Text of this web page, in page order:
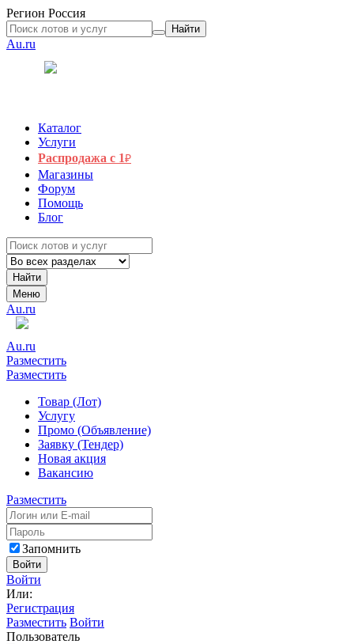
Регион Россия
Найти
Au.ru
Каталог
Услуги
Распродажа с 1₽
Магазины
Форум
Помощь
Блог
Найти
Меню
Au.ru
Au.ru
Разместить
Разместить
Товар (Лот)
Услугу
Промо (Объявление)
Заявку (Тендер)
Новая акция
Вакансию
Разместить
Запомнить
Войти
Войти
Или:
Регистрация
Разместить Войти
Пользователь